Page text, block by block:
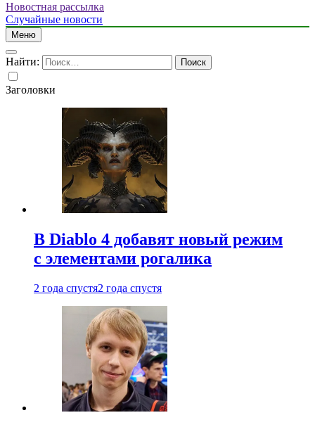
Новостная рассылка
Случайные новости
Меню
Найти:
Заголовки
В Diablo 4 добавят новый режим
с элементами рогалика
2 года спустя2 года спустя